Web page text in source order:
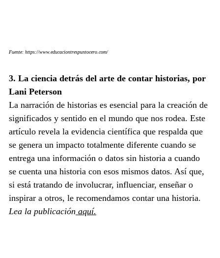
Fuente: https://www.educaciontrespuntocero.com/
3. La ciencia detrás del arte de contar historias, por
Lani Peterson
La narración de historias es esencial para la creación de
significados y sentido en el mundo que nos rodea. Este
artículo revela la evidencia científica que respalda que
se genera un impacto totalmente diferente cuando se
entrega una información o datos sin historia a cuando
se cuenta una historia con esos mismos datos. Así que,
si está tratando de involucrar, influenciar, enseñar o
inspirar a otros, le recomendamos contar una historia.
Lea la publicación aquí.